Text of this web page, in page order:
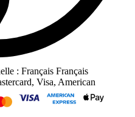
: Français Français
Visa, American